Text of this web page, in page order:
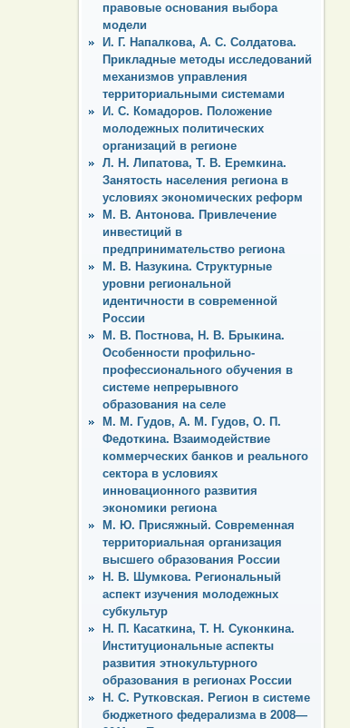
правовые основания выбора
модели
И. Г. Напалкова, А. С. Солдатова.
Прикладные методы исследований
механизмов управления
территориальными системами
И. С. Комадоров. Положение
молодежных политических
организаций в регионе
Л. Н. Липатова, Т. В. Еремкина.
Занятость населения региона в
условиях экономических реформ
М. В. Антонова. Привлечение
инвестиций в
предпринимательство региона
М. В. Назукина. Структурные
уровни региональной
идентичности в современной
России
М. В. Постнова, Н. В. Брыкина.
Особенности профильно-
профессионального обучения в
системе непрерывного
образования на селе
М. М. Гудов, А. М. Гудов, О. П.
Федоткина. Взаимодействие
коммерческих банков и реального
сектора в условиях
инновационного развития
экономики региона
М. Ю. Присяжный. Современная
территориальная организация
высшего образования России
Н. В. Шумкова. Региональный
аспект изучения молодежных
субкультур
Н. П. Касаткина, Т. Н. Суконкина.
Институциональные аспекты
развития этнокультурного
образования в регионах России
Н. С. Рутковская. Регион в системе
бюджетного федерализма в 2008—